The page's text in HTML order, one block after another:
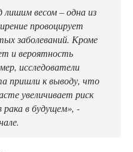
весом – одна из
провоцирует
заболеваний. Кроме
и вероятность
исследователи
пришли к выводу, что
увеличивает риск
рака в будущем», -